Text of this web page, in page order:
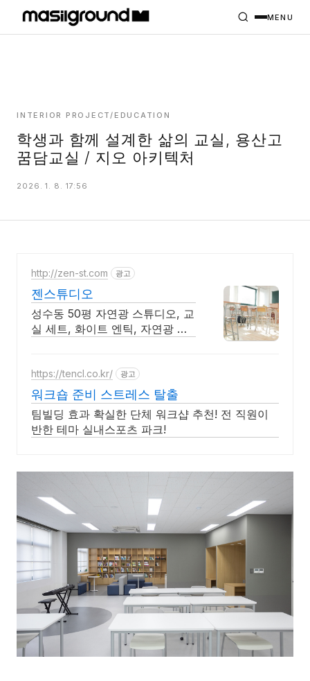
PROJECTS
MASILWIDE
MENU
INTERIOR PROJECT/EDUCATION
학생과 함께 설계한 삶의 교실, 용산고
꿈담교실 / 지오 아키텍처
2026. 1. 8. 17:56
http://zen-st.com 광고
젠스튜디오
성수동 50평 자연광 스튜디오, 교
실 세트, 화이트 엔틱, 자연광 호
https://tencl.co.kr/ 광고
워크숍 준비 스트레스 탈출
팀빌딩 효과 확실한 단체 워크샵 추천! 전 직원이
반한 테마 실내스포츠 파크!